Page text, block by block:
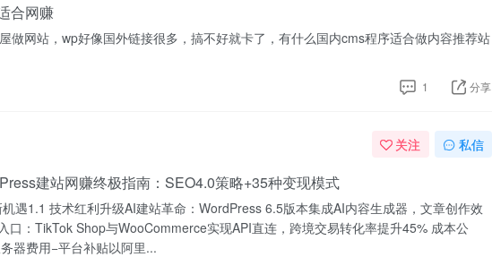
合网赚
做网站，wp好像国外链接很多，搞不好就卡了，有什么国内cms程序适合做内容推荐站
1 分享
关注 私信
建站网赚终极指南：SEO4.0策略+35种变现模式
遇1.1 技术红利升级AI建站革命：WordPress 6.5版本集成AI内容生成器，文章创作效
口：TikTok Shop与WooCommerce实现API直连，跨境交易转化率提升45% 成本公
器费用−平台补贴以阿里...